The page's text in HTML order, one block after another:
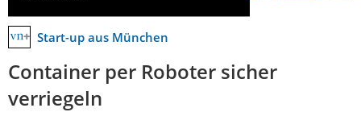
Start-up aus München
Container per Roboter sicher
verriegeln